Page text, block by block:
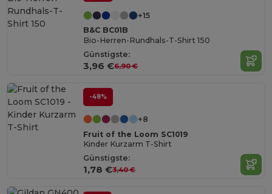
+15
B&C BC01B
Bio-Herren-Rundhals-T-Shirt 150
Günstigste:
3,96 €6,90 €
-48%
+8
Fruit of the Loom SC1019
Kinder Kurzarm T-Shirt
Günstigste:
1,78 €3,40 €